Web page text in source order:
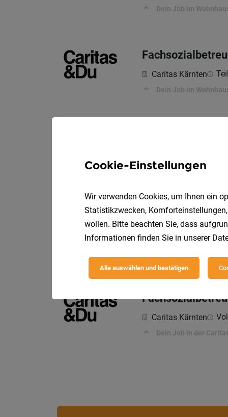
Dein Job im
Caritas Kärnten
Dein Job im
Deine Mission -
Caritas Kärnten
Caritas Kärnten
Dein Job in der
Cookie-Einstellungen
Wir verwenden Cookies, um Ihnen ein
Statistikzwecken,
wollen. Bitte beachten Sie, dass
Informationen finden Sie in unserer
Alle auswählen und bestätigen